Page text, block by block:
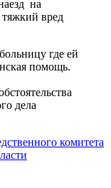
на
вред
где ей
помощь.
дела
комитета